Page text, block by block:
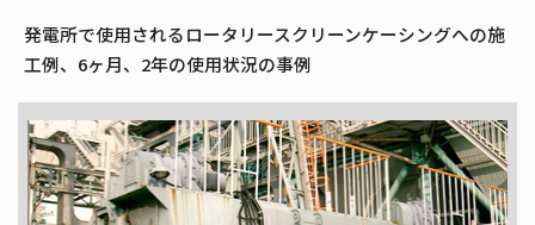
発電所で使用されるロータリースクリーンケーシングへの施
工例、6ヶ月、2年の使用状況の事例